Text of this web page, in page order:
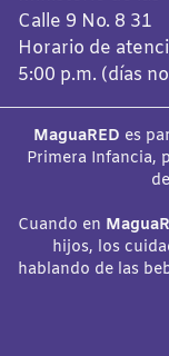
Calle 9 No. 8 31
Horario de
5:00 p.m. (días
MaguaRED es
Primera Infancia,
Cuando en
hijos, los
hablando de las